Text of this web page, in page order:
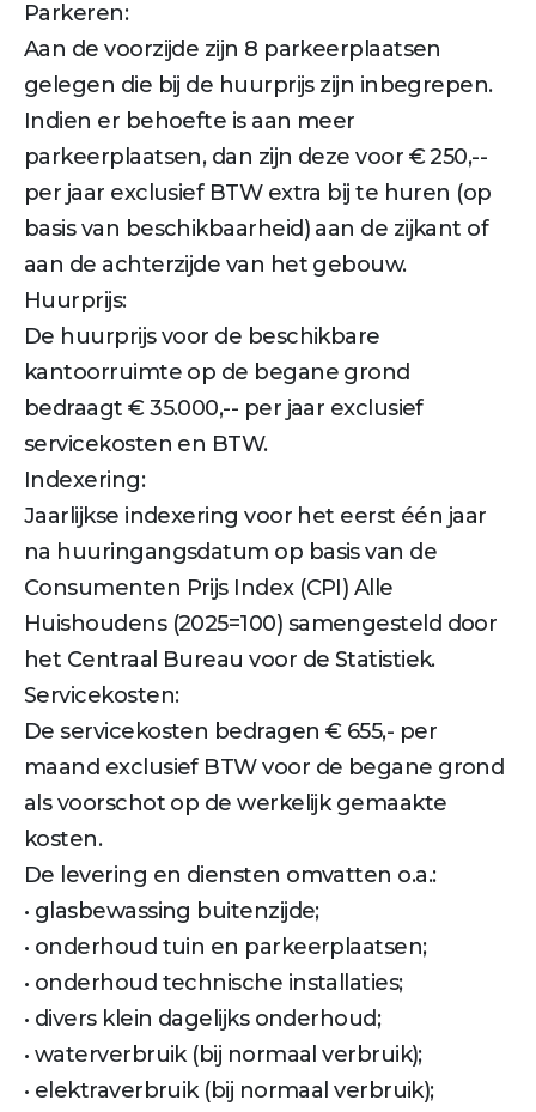
Parkeren:
Aan de voorzijde zijn 8 parkeerplaatsen
gelegen die bij de huurprijs zijn inbegrepen.
Indien er behoefte is aan meer
parkeerplaatsen, dan zijn deze voor € 250,--
per jaar exclusief BTW extra bij te huren (op
basis van beschikbaarheid) aan de zijkant of
aan de achterzijde van het gebouw.
Huurprijs:
De huurprijs voor de beschikbare
kantoorruimte op de begane grond
bedraagt € 35.000,-- per jaar exclusief
servicekosten en BTW.
Indexering:
Jaarlijkse indexering voor het eerst één jaar
na huuringangsdatum op basis van de
Consumenten Prijs Index (CPI) Alle
Huishoudens (2025=100) samengesteld door
het Centraal Bureau voor de Statistiek.
Servicekosten:
De servicekosten bedragen € 655,- per
maand exclusief BTW voor de begane grond
als voorschot op de werkelijk gemaakte
kosten.
De levering en diensten omvatten o.a.:
• glasbewassing buitenzijde;
• onderhoud tuin en parkeerplaatsen;
• onderhoud technische installaties;
• divers klein dagelijks onderhoud;
• waterverbruik (bij normaal verbruik);
• elektraverbruik (bij normaal verbruik);